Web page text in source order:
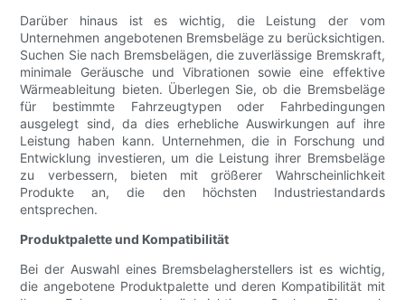
Darüber hinaus ist es wichtig, die Leistung der vom
Unternehmen angebotenen Bremsbeläge zu berücksichtigen.
Suchen Sie nach Bremsbelägen, die zuverlässige Bremskraft,
minimale Geräusche und Vibrationen sowie eine effektive
Wärmeableitung bieten. Überlegen Sie, ob die Bremsbeläge
für bestimmte Fahrzeugtypen oder Fahrbedingungen
ausgelegt sind, da dies erhebliche Auswirkungen auf ihre
Leistung haben kann. Unternehmen, die in Forschung und
Entwicklung investieren, um die Leistung ihrer Bremsbeläge
zu verbessern, bieten mit größerer Wahrscheinlichkeit
Produkte an, die den höchsten Industriestandards
entsprechen.
Produktpalette und Kompatibilität
Bei der Auswahl eines Bremsbelagherstellers ist es wichtig,
die angebotene Produktpalette und deren Kompatibilität mit